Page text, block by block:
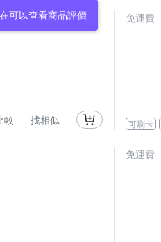
可以查看商品評價
)
較 找相似
免運費
可刷卡
免運費